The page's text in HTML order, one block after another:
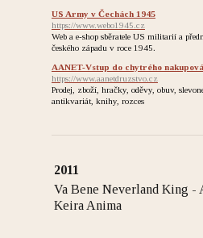
US Army v Čechách 1945
https://www.webo1945.cz
Web a e-shop sběratele US militarií a
českého západu v roce 1945.
AANET-Vstup do chytrého nakupová
https://www.aanetdruzstvo.cz
Prodej, zboží, hračky, oděvy, obuv,
antikvariát, knihy, rozces
2011
Va Bene Neverland King -
Keira Anima